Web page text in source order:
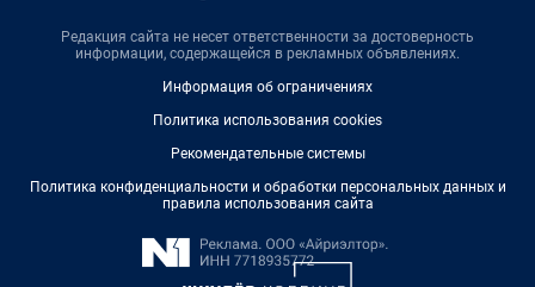
Редакция сайта не несет ответственности за достоверность
информации, содержащейся в рекламных объявлениях.
Информация об ограничениях
Политика использования cookies
Рекомендательные системы
Политика конфиденциальности и обработки персональных данных и
правила использования сайта